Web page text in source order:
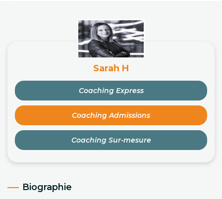
Sarah H
Coaching Express
Coaching Admissions
Coaching Sur-mesure
Biographie